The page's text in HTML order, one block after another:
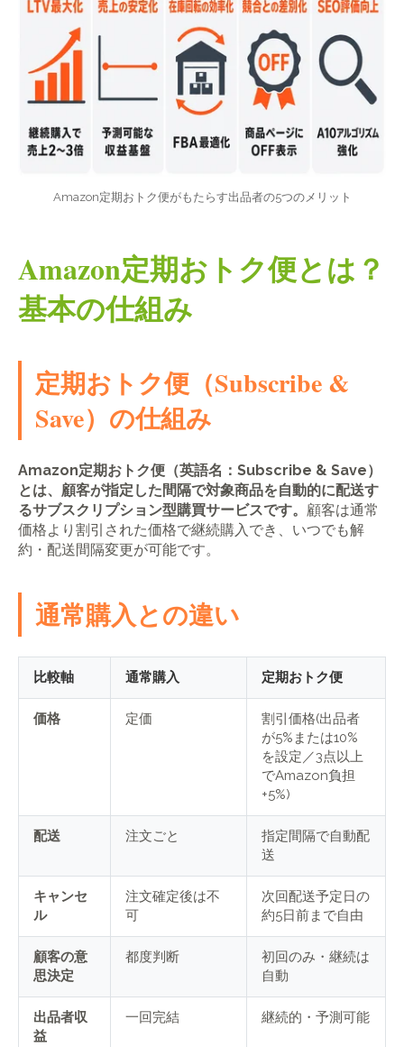
Amazon定期おトク便がもたらす出品者の5つのメリット
Amazon定期おトク便とは？
基本の仕組み
定期おトク便（Subscribe &
Save）の仕組み
Amazon定期おトク便（英語名：Subscribe & Save）
とは、顧客が指定した間隔で対象商品を自動的に配送す
るサブスクリプション型購買サービスです。 顧客は通常
価格より割引された価格で継続購入でき、いつでも解
約・配送間隔変更が可能です。
通常購入との違い
比較軸 通常購入 定期おトク便
価格 定価
割引価格(出品者
が5%または10%
を設定／3点以上
でAmazon負担
+5%)
配送 注文ごと
指定間隔で自動配
送
キャンセ
ル
注文確定後は不
可
次回配送予定日の
約5日前まで自由
顧客の意
思決定
都度判断
初回のみ・継続は
自動
出品者収
益
一回完結 継続的・予測可能